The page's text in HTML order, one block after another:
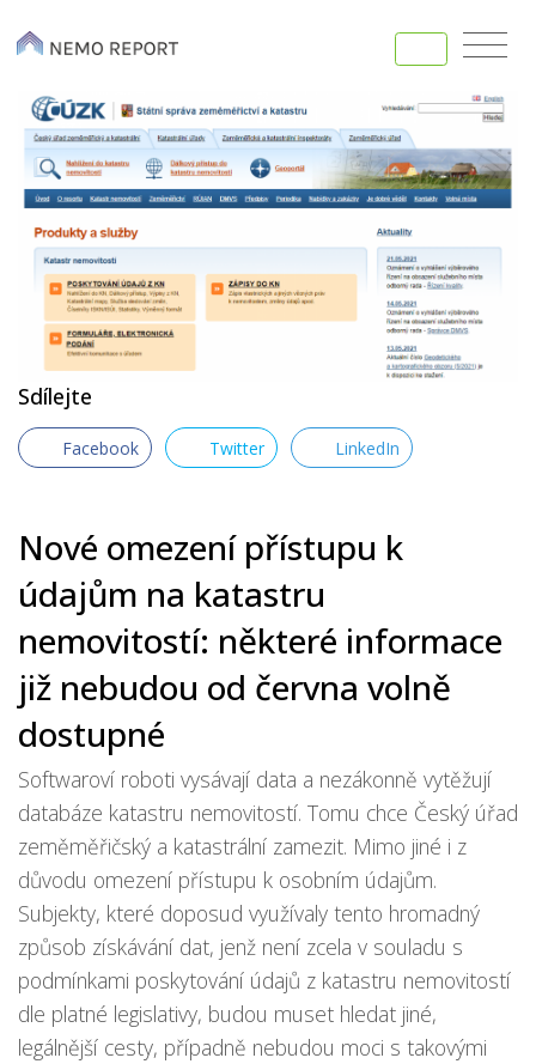
Sdílejte
Facebook Twitter LinkedIn
Nové omezení přístupu k
údajům na katastru
nemovitostí: některé informace
již nebudou od června volně
dostupné
Softwaroví roboti vysávají data a nezákonně vytěžují
databáze katastru nemovitostí. Tomu chce Český úřad
zeměměřičský a katastrální zamezit. Mimo jiné i z
důvodu omezení přístupu k osobním údajům.
Subjekty, které doposud využívaly tento hromadný
způsob získávání dat, jenž není zcela v souladu s
podmínkami poskytování údajů z katastru nemovitostí
dle platné legislativy, budou muset hledat jiné,
legálnější cesty, případně nebudou moci s takovými